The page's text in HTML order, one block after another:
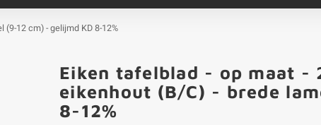
12 cm) - gelijmd KD 8-12%
Eiken tafelblad - op maat -
eikenhout (B/C) - brede
8-12%